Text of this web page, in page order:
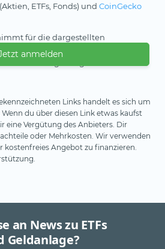
anmelden
(Aktien, ETFs, Fonds) und CoinGecko
für die dargestellten
und kann nicht
vollständig und genau sind.
Links handelt es sich um
du über diesen Link etwas kaufst
eine Vergütung des Anbieters. Dir
oder Mehrkosten. Wir verwenden
kostenfreies Angebot zu finanzieren.
an News zu ETFs
Geldanlage?